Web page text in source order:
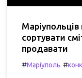
сортувати
продавати
#Маріуполь #